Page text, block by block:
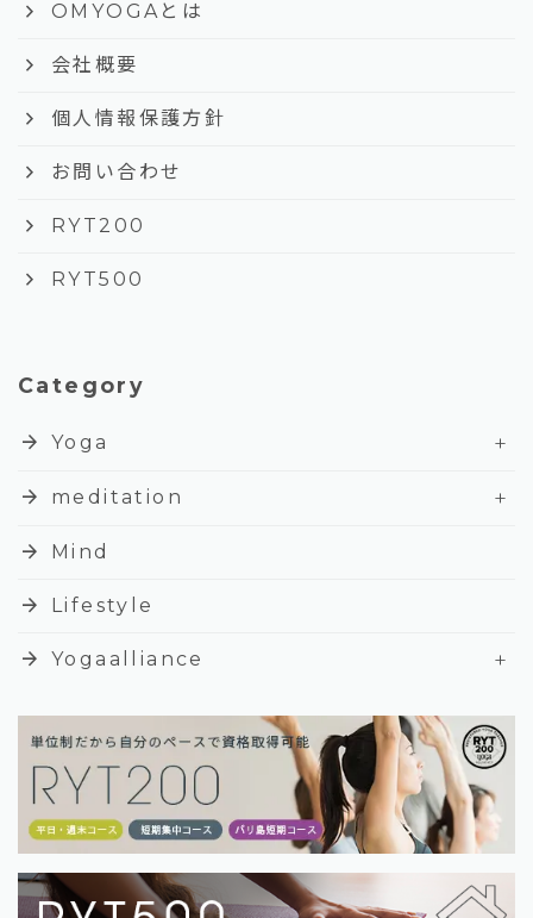
keyboard_arrow_right OMYOGAとは
keyboard_arrow_right 会社概要
keyboard_arrow_right 個人情報保護方針
keyboard_arrow_right お問い合わせ
keyboard_arrow_right RYT200
keyboard_arrow_right RYT500
Category
arrow_forward Yoga
+
arrow_forward
meditation
+
arrow_forward
Mind
arrow_forward Lifestyle
arrow_forward Yogaalliance +